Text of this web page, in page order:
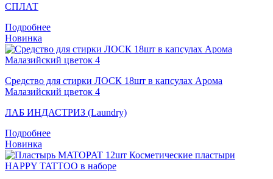
СПЛАТ
Подробнее
Новинка
Средство для стирки ЛОСК 18шт в капсулах Арома
Малазийский цветок 4
ЛАБ ИНДАСТРИЗ (Laundry)
Подробнее
Новинка